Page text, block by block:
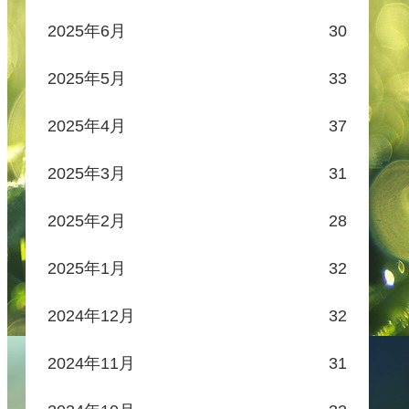
2025年6月 30
2025年5月 33
2025年4月 37
2025年3月 31
2025年2月 28
2025年1月 32
2024年12月 32
2024年11月 31